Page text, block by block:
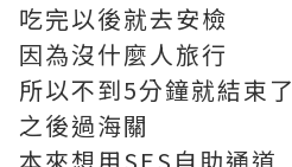
吃完以後就去安檢
因為沒什麼人旅行
所以不到5分鐘就結束了
之後過海關